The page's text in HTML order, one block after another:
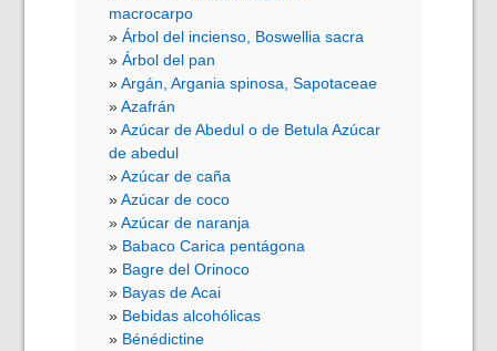
macrocarpo
Árbol del incienso, Boswellia sacra
Árbol del pan
Argán, Argania spinosa, Sapotaceae
Azafrán
Azúcar de Abedul o de Betula Azúcar
de abedul
Azúcar de caña
Azúcar de coco
Azúcar de naranja
Babaco Carica pentágona
Bagre del Orinoco
Bayas de Acai
Bebidas alcohólicas
Bénédictine